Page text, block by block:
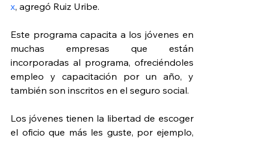
x, agregó Ruiz Uribe.
Este programa capacita a los jóvenes en
muchas empresas que están
incorporadas al programa, ofreciéndoles
empleo y capacitación por un año, y
también son inscritos en el seguro social.
Los jóvenes tienen la libertad de escoger
el oficio que más les guste, por ejemplo,